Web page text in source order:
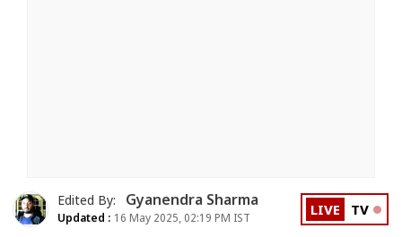
Edited By: Gyanendra Sharma
Updated : 16 May 2025, 02:19 PM IST LIVE TV